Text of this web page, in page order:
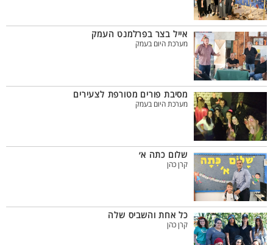
אייל בצר בפרלמנט העמק
מערכת היום בעמק
מסיבת פורים מטורפת לצעירים
מערכת היום בעמק
שלום כתה א׳
קרן כהן
כל אחת והשביס שלה
קרן כהן